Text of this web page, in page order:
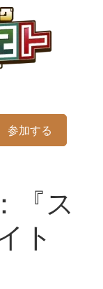
参加する
『ス
ト